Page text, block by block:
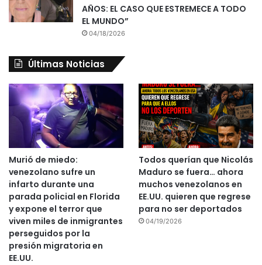
AÑOS: EL CASO QUE ESTREMECE A TODO
EL MUNDO”
04/18/2026
Últimas Noticias
Murió de miedo:
venezolano sufre un
infarto durante una
parada policial en Florida
y expone el terror que
viven miles de inmigrantes
perseguidos por la
presión migratoria en
EE.UU.
Todos querían que Nicolás
Maduro se fuera… ahora
muchos venezolanos en
EE.UU. quieren que regrese
para no ser deportados
04/19/2026